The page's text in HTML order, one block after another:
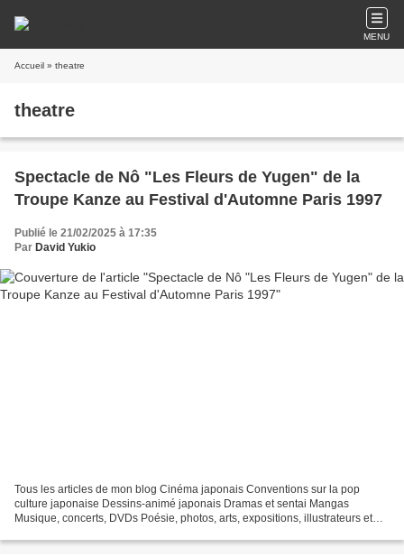
MENU
Accueil » theatre
theatre
Spectacle de Nô "Les Fleurs de Yugen" de la
Troupe Kanze au Festival d'Automne Paris 1997
Publié le 21/02/2025 à 17:35
Par David Yukio
Tous les articles de mon blog Cinéma japonais Conventions sur la pop
culture japonaise Dessins-animé japonais Dramas et sentai Mangas
Musique, concerts, DVDs Poésie, photos, arts, expositions, illustrateurs et